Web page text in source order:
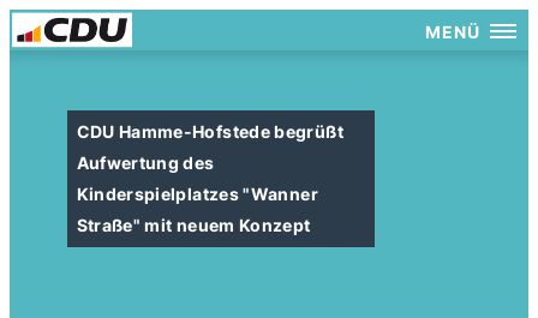
MENÜ
CDU Hamme-Hofstede begrüßt
Aufwertung des
Kinderspielplatzes "Wanner
Straße" mit neuem Konzept